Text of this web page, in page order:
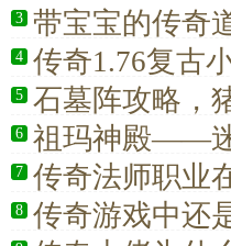
3 带宝宝的传奇
4 传奇1.76复古
5 石墓阵攻略，
6 祖玛神殿——
7 传奇法师职业
8 传奇游戏中还